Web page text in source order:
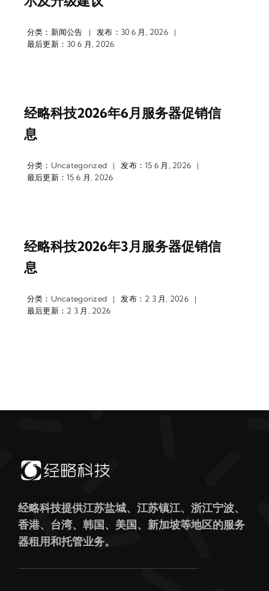
分类： 新闻公告 | 发布：30 6 月, 2026
|
最后更新：30 6 月, 2026
经略科技2026年6月服务器促销信
息
分类： Uncategorized | 发布：15 6 月, 2026
|
最后更新：15 6 月, 2026
经略科技2026年3月服务器促销信
息
分类： Uncategorized | 发布：2 3 月, 2026
|
最后更新：2 3 月, 2026
经略科技提供江苏盐城、江苏镇江、浙江宁波、
香港、台湾、韩国、美国、新加坡等地区的服务
器租用和托管业务。